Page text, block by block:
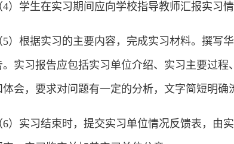
4）学生在实习期间应向学校指导教师汇报实习情
5）根据实习的主要内容，完成实习材料。撰写
。实习报告应包括实习单位介绍、实习主要过程
会，要求对问题有一定的分析，文字简短明确
6）实习结束时，提交实习单位情况反馈表，由